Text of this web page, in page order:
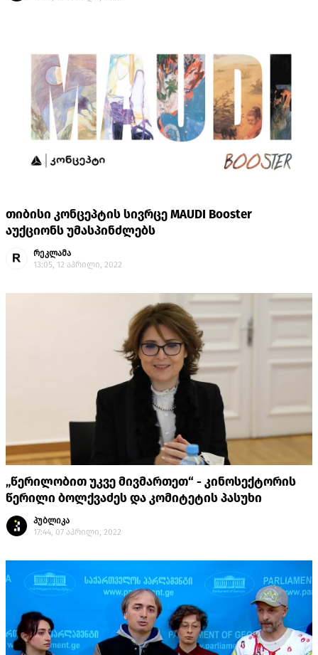
თიბისი კონცეპტის სივრცე MAUDI Booster
აუქციონს უმასპინძლებს
რეკლამა
13:05, 12 აპრილი, 2022
„წერილობით უკვე მივმართეთ“ - კინოსექტორის
წერილი ბოლქვაძეს და კომიტეტის პასუხი
პუბლიკა
17:44, 07 აპრილი, 2022